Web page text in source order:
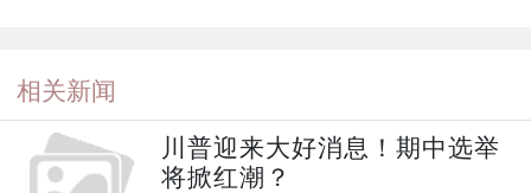
相关新闻
川普迎来大好消息！期中选举
将掀红潮？